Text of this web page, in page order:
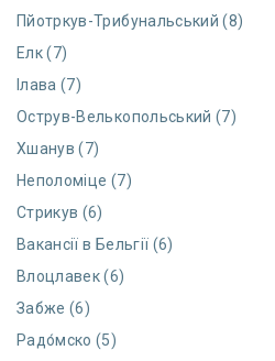
Пйотркув-Трибунальський (8)
Елк (7)
Ілава (7)
Острув-Велькопольський (7)
Хшанув (7)
Неполоміце (7)
Стрикув (6)
Вакансії в Бельгії (6)
Влоцлавек (6)
Забже (6)
Радо́мско (5)